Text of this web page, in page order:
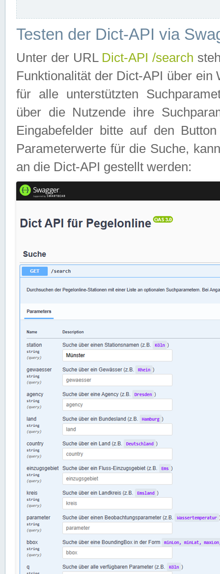
Testen der Dict-API via
Unter der URL Dict-API /search
Funktionalität der Dict-API über
für alle unterstützten
über die Nutzende ihre
Eingabefelder bitte auf den
Parameterwerte für die Suche,
an die Dict-API gestellt werden: